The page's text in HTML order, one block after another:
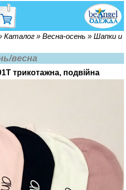
Каталог » Весна-осень » Шапки и
весна
трикотажна, подвійна